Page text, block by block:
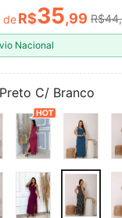
AND
deR$35,99
Nacional
Preto C/ Branco